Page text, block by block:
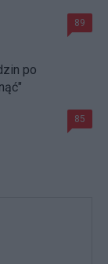
89
po
85